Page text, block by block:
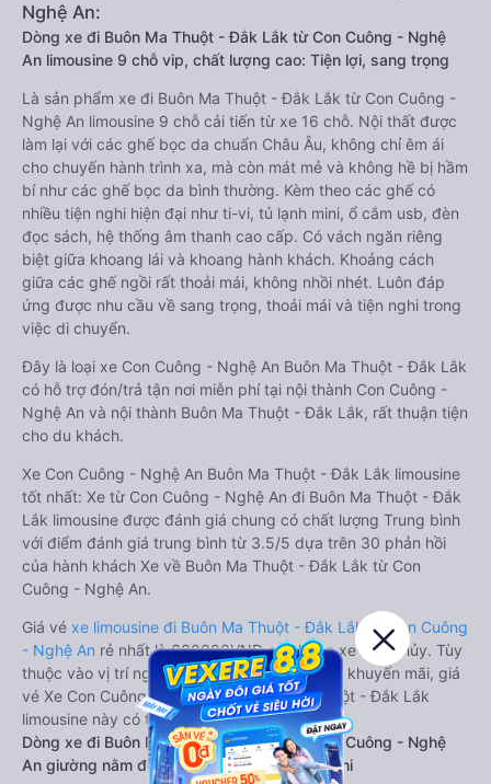
Nghệ An:
Dòng xe đi Buôn Ma Thuột - Đắk Lắk từ Con Cuông - Nghệ
An limousine 9 chỗ vip, chất lượng cao: Tiện lợi, sang trọng
Là sản phẩm xe đi Buôn Ma Thuột - Đắk Lắk từ Con Cuông -
Nghệ An limousine 9 chỗ cải tiến từ xe 16 chỗ. Nội thất được
làm lại với các ghế bọc da chuẩn Châu Âu, không chỉ êm ái
cho chuyến hành trình xa, mà còn mát mẻ và không hề bị hầm
bí như các ghế bọc da bình thường. Kèm theo các ghế có
nhiều tiện nghi hiện đại như ti-vi, tủ lạnh mini, ổ cắm usb, đèn
đọc sách, hệ thống âm thanh cao cấp. Có vách ngăn riêng
biệt giữa khoang lái và khoang hành khách. Khoảng cách
giữa các ghế ngồi rất thoải mái, không nhồi nhét. Luôn đáp
ứng được nhu cầu về sang trọng, thoải mái và tiện nghi trong
việc di chuyển.
Đây là loại xe Con Cuông - Nghệ An Buôn Ma Thuột - Đắk Lắk
có hỗ trợ đón/trả tận nơi miễn phí tại nội thành Con Cuông -
Nghệ An và nội thành Buôn Ma Thuột - Đắk Lắk, rất thuận tiện
cho du khách.
Xe Con Cuông - Nghệ An Buôn Ma Thuột - Đắk Lắk limousine
tốt nhất: Xe từ Con Cuông - Nghệ An đi Buôn Ma Thuột - Đắk
Lắk limousine được đánh giá chung có chất lượng Trung bình
với điểm đánh giá trung bình từ 3.5/5 dựa trên 30 phản hồi
của hành khách Xe về Buôn Ma Thuột - Đắk Lắk từ Con
Cuông - Nghệ An.
Giá vé xe limousine đi Buôn Ma Thuột - Đắk Lắk từ Con Cuông
- Nghệ An rẻ nhất là 600000VND của hãng xe Lộc Thủy. Tùy
thuộc vào vị trí ngồi của bạn và chương trình khuyến mãi, giá
vé Xe Con Cuông - Nghệ An đi Buôn Ma Thuột - Đắk Lắk
limousine này có thể sẽ rẻ hơn
Dòng xe đi Buôn Ma Thuột - Đắk Lắk từ Con Cuông - Nghệ
An giường nằm đôi: Riêng tư, đầy đủ tiện nghi